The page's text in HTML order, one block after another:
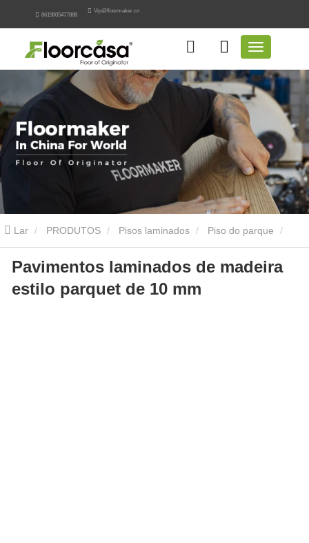
8619005477888
Vip@floormaker.cn
Lar PRODUTOS Pisos laminados Piso do parque
Pavimentos laminados de madeira estilo parquet de 10 mm
Pavimentos laminados de madeira
estilo parquet de 10 mm